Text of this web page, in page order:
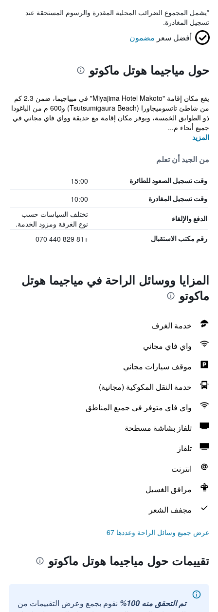
*يشمل المجموع الضرائب المحلية المقدرة والرسوم المستحقة عند
تسجيل المغادرة.
أفضل سعر مضمون
حول مياجيما هوتل ماكوتو
يقع مكان إقامة "Miyajima Hotel Makoto" في ميياجيما، ضمن 2.3 كم
من شاطئ تاتسوميجاورا (Tsutsumigaura Beach) و600 م من الباغودا
ذو الطوابق الخمسة، ويوفر مكان إقامة مع حديقة وواي فاي مجاني في
جميع أنحاء م...
المزيد
من الجيد أن تعلم
وقت تسجيل الصعود للطائرة 15:00
وقت تسجيل المغادرة 10:00
الدفع والإلغاء
تختلف السياسات حسب
نوع الغرفة ومزود الخدمة.
رقم مكتب الاستقبال +81 829 440 070
المزايا ووسائل الراحة في مياجيما هوتل
ماكوتو
خدمة الغرف
واي فاي مجاني
موقف سيارات مجاني
خدمة النقل المكوكية (مجانية)
واي فاي متوفر في جميع المناطق
تلفاز بشاشة مسطحة
تلفاز
انترنت
مرافق الغسيل
مجفف الشعر
عرض جميع وسائل الراحة وعددها 67
تقييمات حول مياجيما هوتل ماكوتو
تم التحقق منه 100%
نقوم بجمع وعرض التقييمات من